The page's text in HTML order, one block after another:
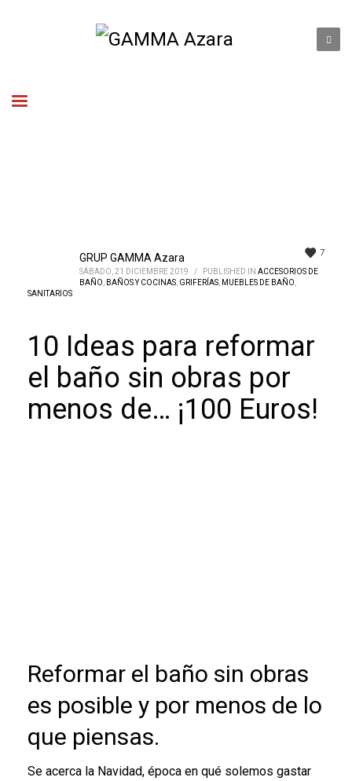
7
GRUP GAMMA Azara
SÁBADO, 21 DICIEMBRE 2019 / PUBLISHED IN ACCESORIOS DE
BAÑO
BAÑOS Y COCINAS GRIFERÍAS MUEBLES DE BAÑO
SANITARIOS
10 Ideas para reformar
el baño sin obras por
menos de… ¡100 Euros!
Reformar el baño sin obras
es posible y por menos de lo
que piensas.
Se acerca la Navidad, época en qué solemos gastar